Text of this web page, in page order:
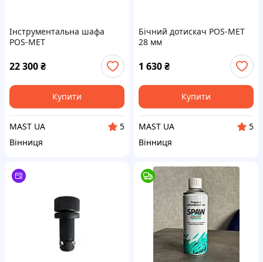
Інструментальна шафа
POS-MET
22 300₴
Купити
MAST UA
5
Вінниця
Бічний дотискач POS-MET
28 мм
1 630₴
Купити
MAST UA
5
Вінниця